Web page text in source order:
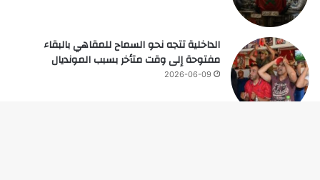
الداخلية تتجه نحو السماح للمقاهي بالبقاء
مفتوحة إلى وقت متأخر بسبب المونديال
2026-06-09